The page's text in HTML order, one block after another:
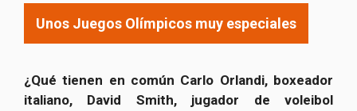
Unos Juegos Olímpicos muy especiales
¿Qué tienen en común Carlo Orlandi, boxeador
italiano, David Smith, jugador de voleibol